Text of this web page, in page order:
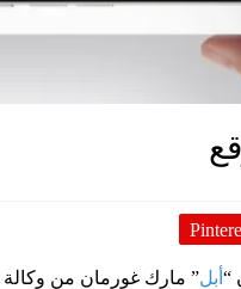
“ أبل” مارك غورمان من وكالة